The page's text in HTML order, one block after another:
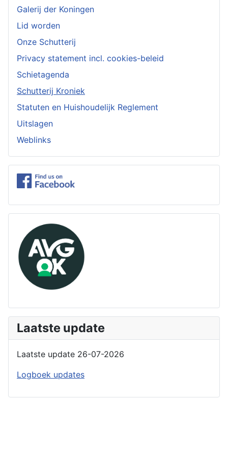
Galerij der Koningen
Lid worden
Onze Schutterij
Privacy statement incl. cookies-beleid
Schietagenda
Schutterij Kroniek
Statuten en Huishoudelijk Reglement
Uitslagen
Weblinks
Laatste update
Laatste update 26-07-2026
Logboek updates